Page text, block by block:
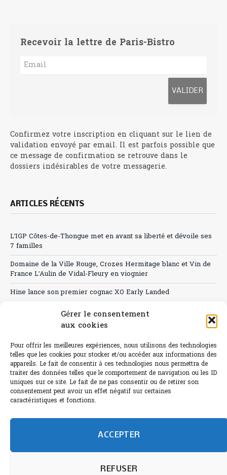
Gérer le consentement
aux cookies
Pour offrir les meilleures expériences, nous utilisons des technologies
telles que les cookies pour stocker et/ou accéder aux informations des
appareils. Le fait de consentir à ces technologies nous permettra de
traiter des données telles que le comportement de navigation ou les ID
uniques sur ce site. Le fait de ne pas consentir ou de retirer son
consentement peut avoir un effet négatif sur certaines
caractéristiques et fonctions.
ACCEPTER
REFUSER
Recevoir la lettre de Paris-Bistro
Confirmez votre inscription en cliquant sur le lien de
validation envoyé par email. Il est parfois possible que
ce message de confirmation se retrouve dans le
dossiers indésirables de votre messagerie.
ARTICLES RÉCENTS
L’IGP Côtes-de-Thongue met en avant sa liberté et dévoile ses
7 familles
Domaine de la Ville Rouge, Crozes Hermitage blanc et Vin de
France L’Aulin de Vidal-Fleury en viognier
Hine lance son premier cognac XO Early Landed
Canicule : A quand le CHR à « l’heure espagnole » ?
Sélection de rosés 2026
L'abus d'alcool est dangereux pour la santé.
humain et 0% IA de Paris Bistro Editions - SARL de Presse -
Informations légales etRGPD